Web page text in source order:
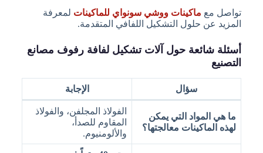
تواصل مع ماكينات ووشي سونواي للماكينات لمعرفة
المزيد عن حلول التشكيل اللفافي المتقدمة.
أسئلة شائعة حول آلات تشكيل لفافة رفوف مصانع
التصنيع
سؤال الإجابة
ما هي المواد التي يمكن
لهذه الماكينات معالجتها؟
الفولاذ المجلفن، والفولاذ
المقاوم للصدأ،
والألومنيوم.